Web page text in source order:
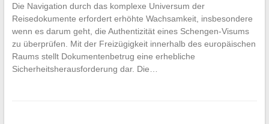
Die Navigation durch das komplexe Universum der
Reisedokumente erfordert erhöhte Wachsamkeit, insbesondere
wenn es darum geht, die Authentizität eines Schengen-Visums
zu überprüfen. Mit der Freizügigkeit innerhalb des europäischen
Raums stellt Dokumentenbetrug eine erhebliche
Sicherheitsherausforderung dar. Die…